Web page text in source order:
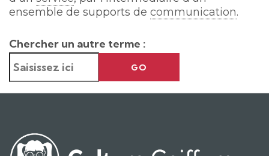
ensemble de supports de communication.
Chercher un autre terme :
GO